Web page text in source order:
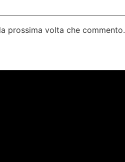
prossima volta che commento.